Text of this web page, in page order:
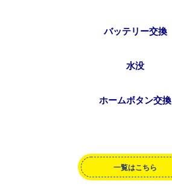
バッテリー交換
水没
ホームボタン交換
一覧はこちら